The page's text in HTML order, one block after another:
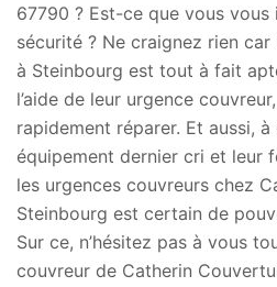
67790 ? Est-ce que vous
sécurité ? Ne craignez rien
à Steinbourg est tout à fait
l’aide de leur urgence
rapidement réparer. Et aussi,
équipement dernier cri et leur
les urgences couvreurs chez
Steinbourg est certain de
Sur ce, n’hésitez pas à vous
couvreur de Catherin